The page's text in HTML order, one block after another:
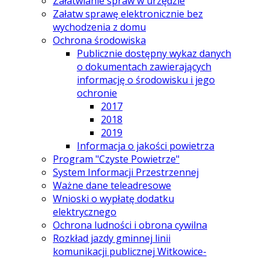
Załatw sprawę elektronicznie bez
wychodzenia z domu
Ochrona środowiska
Publicznie dostępny wykaz danych
o dokumentach zawierających
informację o środowisku i jego
ochronie
2017
2018
2019
Informacja o jakości powietrza
Program "Czyste Powietrze"
System Informacji Przestrzennej
Ważne dane teleadresowe
Wnioski o wypłatę dodatku
elektrycznego
Ochrona ludności i obrona cywilna
Rozkład jazdy gminnej linii
komunikacji publicznej Witkowice-